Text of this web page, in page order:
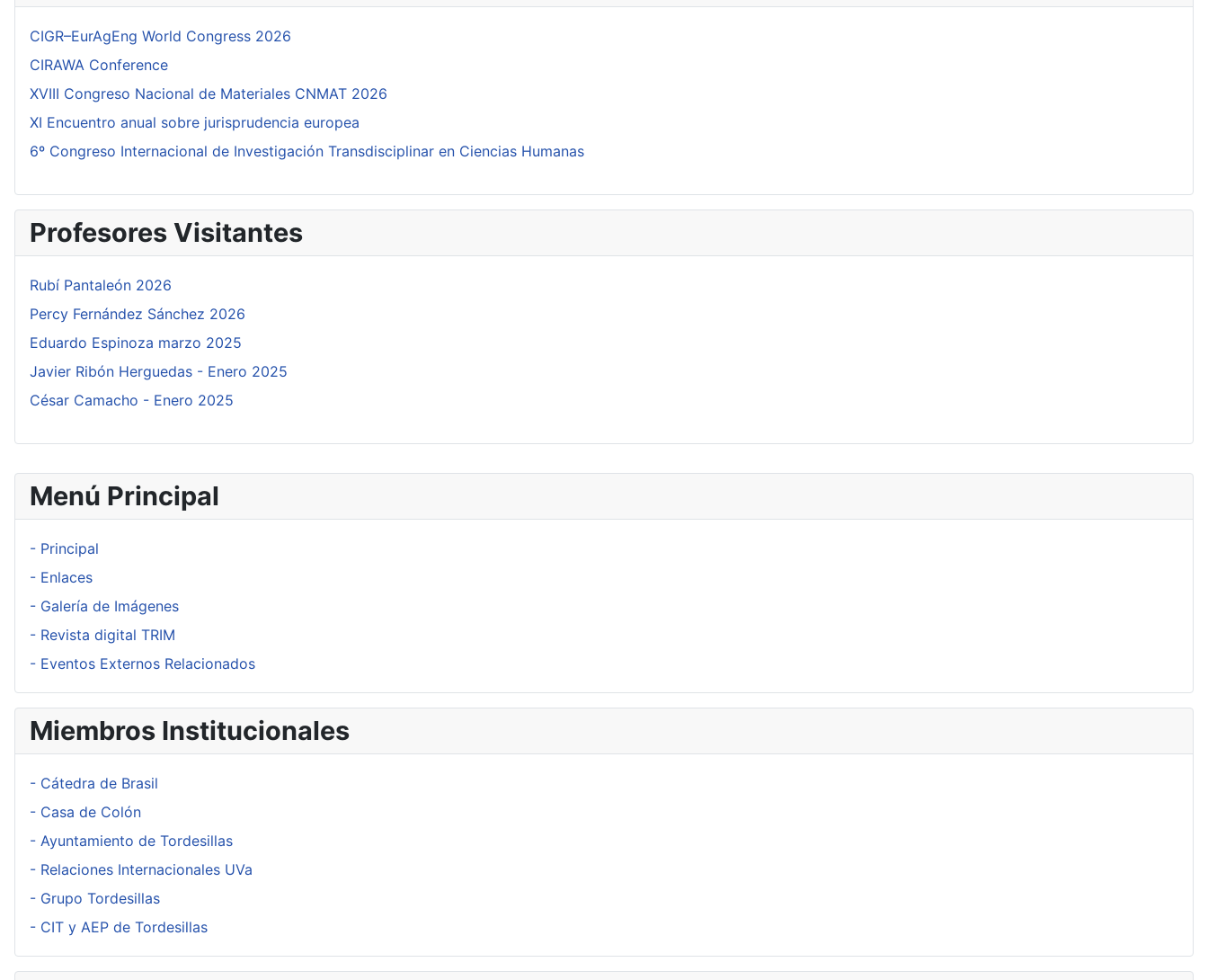
Menú Principal
- Principal
- Enlaces
- Galería de Imágenes
- Revista digital TRIM
- Eventos Externos Relacionados
Miembros Institucionales
- Cátedra de Brasil
- Casa de Colón
- Ayuntamiento de Tordesillas
- Relaciones Internacionales UVa
- Grupo Tordesillas
- CIT y AEP de Tordesillas
CIGR–EurAgEng World Congress 2026
CIRAWA Conference
XVIII Congreso Nacional de Materiales CNMAT 2026
XI Encuentro anual sobre jurisprudencia europea
6º Congreso Internacional de Investigación Transdisciplinar en Ciencias Humanas
Profesores Visitantes
Rubí Pantaleón 2026
Percy Fernández Sánchez 2026
Eduardo Espinoza marzo 2025
Javier Ribón Herguedas - Enero 2025
César Camacho - Enero 2025